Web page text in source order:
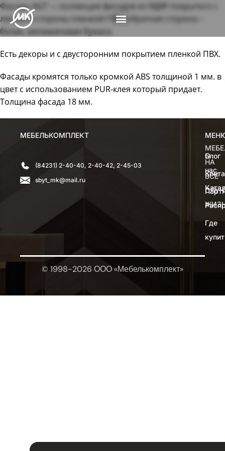
Фасады AGT — коллекция фасадов из МДФ покрытого с
лицевой стороны пленкой ПВХ, обратная сторона –
белая, меламиновая бумага.
Есть декоры и с двусторонним покрытием пленкой ПВХ.
Фасады кромятся только кромкой ABS толщиной 1 мм. в
цвет с использованием PUR-клея который придает.
Толщина фасада 18 мм.
МЕБЕЛЬКОМПЛЕКТ
(84231) 2-40-40, 2-40-42, 2-45-03
sbyt_mk@mail.ru
О
нас
Где
Блог
НА
ВСЕ
© 1998-2026 ООО «Мебелькомплект»